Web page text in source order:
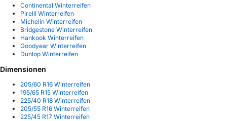
Continental Winterreifen
Pirelli Winterreifen
Michelin Winterreifen
Bridgestone Winterreifen
Hankook Winterreifen
Goodyear Winterreifen
Dunlop Winterreifen
Dimensionen
205/60 R16 Winterreifen
195/65 R15 Winterreifen
225/40 R18 Winterreifen
205/55 R16 Winterreifen
225/45 R17 Winterreifen